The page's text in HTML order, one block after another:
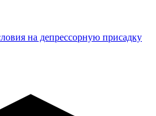
на депрессорную присадку